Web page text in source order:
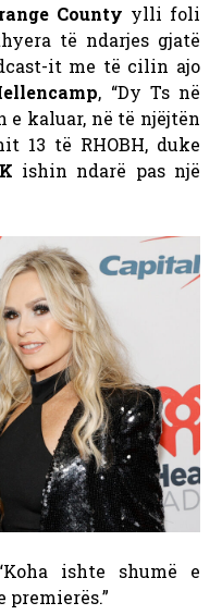
County ylli foli
të ndarjes gjatë
it me të cilin ajo
, “Dy Ts në
e kaluar, në të njëjtën
13 të RHOBH, duke
ishin ndarë pas një
ishte shumë e